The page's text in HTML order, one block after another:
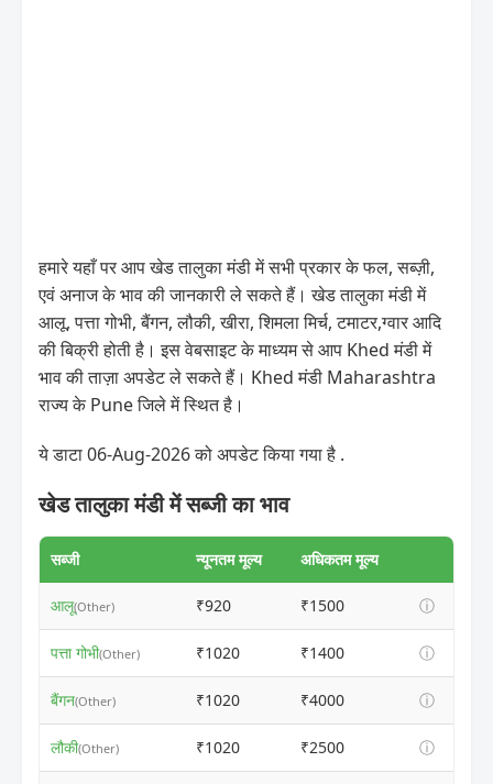
हमारे यहाँ पर आप खेड तालुका मंडी में सभी प्रकार के फल, सब्ज़ी,
एवं अनाज के भाव की जानकारी ले सकते हैं। खेड तालुका मंडी में
आलू, पत्ता गोभी, बैंगन, लौकी, खीरा, शिमला मिर्च, टमाटर,ग्वार आदि
की बिक्री होती है। इस वेबसाइट के माध्यम से आप Khed मंडी में
भाव की ताज़ा अपडेट ले सकते हैं। Khed मंडी Maharashtra
राज्य के Pune जिले में स्थित है।
ये डाटा 06-Aug-2026 को अपडेट किया गया है .
खेड तालुका मंडी में सब्जी का भाव
सब्जी न्यूनतम मूल्य अधिकतम मूल्य
आलू(Other) ₹920 ₹1500 ⓘ
पत्ता गोभी(Other) ₹1020 ₹1400 ⓘ
बैंगन(Other) ₹1020 ₹4000 ⓘ
लौकी(Other) ₹1020 ₹2500 ⓘ